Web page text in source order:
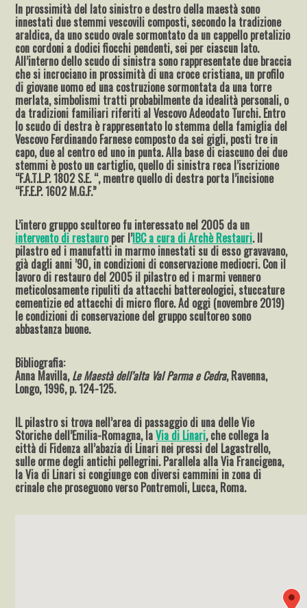
In prossimità del lato sinistro e destro della maestà sono
innestati due stemmi vescovili composti, secondo la tradizione
araldica, da uno scudo ovale sormontato da un cappello pretalizio
con cordoni a dodici fiocchi pendenti, sei per ciascun lato.
All’interno dello scudo di sinistra sono rappresentate due braccia
che si incrociano in prossimità di una croce cristiana, un profilo
di giovane uomo ed una costruzione sormontata da una torre
merlata, simbolismi tratti probabilmente da idealità personali, o
da tradizioni familiari riferiti al Vescovo Adeodato Turchi. Entro
lo scudo di destra è rappresentato lo stemma della famiglia del
Vescovo Ferdinando Farnese composto da sei gigli, posti tre in
capo, due al centro ed uno in punta. Alla base di ciascuno dei due
stemmi è posto un cartiglio, quello di sinistra reca l’iscrizione
“F.A.T.L.P. 1802 S.E. “, mentre quello di destra porta l’incisione
“F.F.E.P. 1602 M.G.F.”
L’intero gruppo scultoreo fu interessato nel 2005 da un
intervento di restauroper l’IBC a cura di Archè Restauri. Il
pilastro ed i manufatti in marmo innestati su di esso gravavano,
già dagli anni ’90, in condizioni di conservazione mediocri. Con il
lavoro di restauro del 2005 il pilastro ed i marmi vennero
meticolosamente ripuliti da attacchi battereologici, stuccature
cementizie ed attacchi di micro flore. Ad oggi (novembre 2019)
le condizioni di conservazione del gruppo scultoreo sono
abbastanza buone.
Bibliografia:
Anna Mavilla,Le Maestà dell’alta Val Parma e Cedra, Ravenna,
Longo, 1996, p. 124-125.
IL pilastro si trova nell’area di passaggio di una delle Vie
Storiche dell’Emilia-Romagna, laVia di Linari, che collega la
città di Fidenza all’abazia di Linari nei pressi del Lagastrello,
sulle orme degli antichi pellegrini. Parallela alla Via Francigena,
la Via di Linari si congiunge con diversi cammini in zona di
crinale che proseguono verso Pontremoli, Lucca, Roma.